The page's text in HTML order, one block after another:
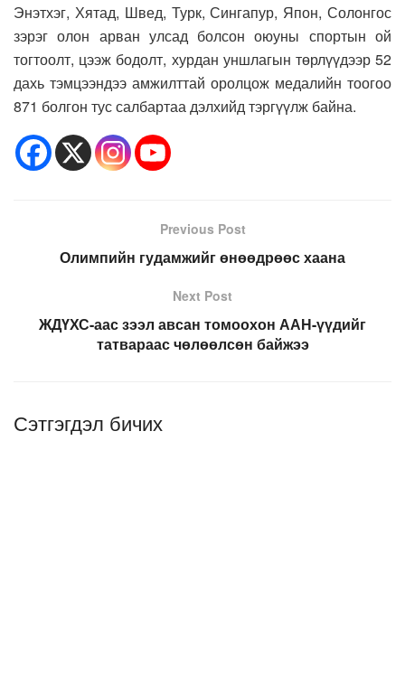
Энэтхэг, Хятад, Швед, Турк, Сингапур, Япон, Солонгос
зэрэг олон арван улсад болсон оюуны спортын ой
тогтоолт, цээж бодолт, хурдан уншлагын төрлүүдээр 52
дахь тэмцээндээ амжилттай оролцож медалийн тоогоо
871 болгон тус салбартаа дэлхийд тэргүүлж байна.
Previous Post
Олимпийн гудамжийг өнөөдрөөс хаана
Next Post
ЖДҮХС-аас зээл авсан томоохон ААН-үүдийг
татвараас чөлөөлсөн байжээ
Сэтгэгдэл бичих